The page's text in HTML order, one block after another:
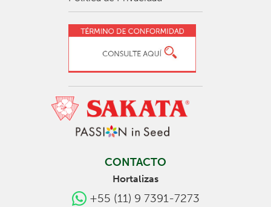
CONTACTO
Hortalizas
+55 (11) 9 7391-7273